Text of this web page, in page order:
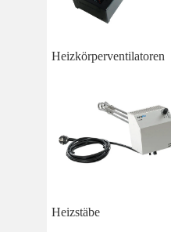
Heizkörperventilatoren
Heizstäbe